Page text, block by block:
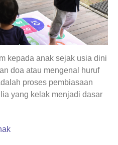
kepada anak sejak usia dini
doa atau mengenal huruf
proses pembiasaan
yang kelak menjadi dasar